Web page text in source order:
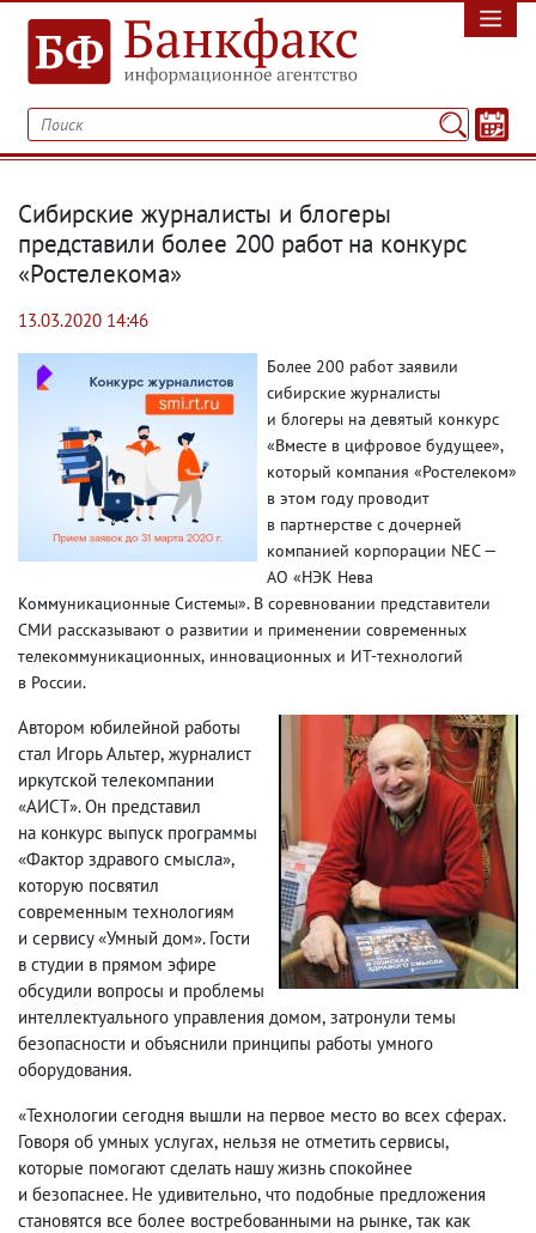
Сибирские журналисты и блогеры
представили более 200 работ на конкурс
«Ростелекома»
13.03.2020 14:46
Более 200 работ заявили
сибирские журналисты
и блогеры на девятый конкурс
«Вместе в цифровое будущее»,
который компания «Ростелеком»
в этом году проводит
в партнерстве с дочерней
компанией корпорации NEC —
АО «НЭК Нева
Коммуникационные Системы».В соревновании представители
СМИ рассказывают о развитии и применении современных
телекоммуникационных, инновационных и ИТ-технологий
в России.
Автором юбилейной работы
стал Игорь Альтер, журналист
иркутской телекомпании
«АИСТ». Он представил
на конкурс выпуск программы
«Фактор здравого смысла»,
которую посвятил
современным технологиям
и сервису «Умный дом». Гости
в студии в прямом эфире
обсудили вопросы и проблемы
интеллектуального управления домом, затронули темы
безопасности и объяснили принципы работы умного
оборудования.
«Технологии сегодня вышли на первое место во всех сферах.
Говоря об умных услугах, нельзя не отметить сервисы,
которые помогают сделать нашу жизнь спокойнее
и безопаснее. Не удивительно, что подобные предложения
становятся все более востребованными на рынке, так как